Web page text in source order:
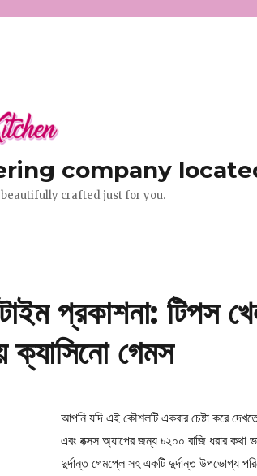
company
crafted just for you.
প্রকাশনা: টিপস
ক্যাসিনো গেমস
আপনি যদি এই কৌশলটি একবার চেষ্টা করে
এবং বক্সস অ্যাপের জন্য ৳২০০ বাজি ধরার কথা
দুর্দান্ত গেমপ্লে সহ একটি দুর্দান্ত উপভোগ্য